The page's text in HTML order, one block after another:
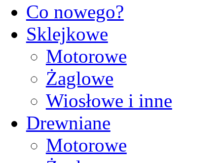
Co nowego?
Sklejkowe
Motorowe
Żaglowe
Wiosłowe i inne
Drewniane
Motorowe